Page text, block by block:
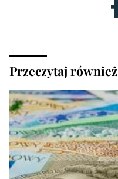
Przeczytaj również